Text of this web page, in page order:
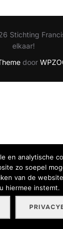
Stichting
elkaar!
door
en analytische
zo soepel
van de
hiermee instemt.